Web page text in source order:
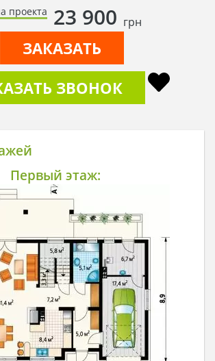
проекта 23 900 грн
ЗАКАЗАТЬ
ЗВОНОК
Первый этаж: